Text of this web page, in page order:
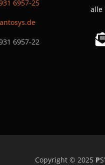
6957-25
6957-22
alle
Copyright © 2025 P